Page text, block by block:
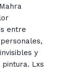
entre
y
Lxs